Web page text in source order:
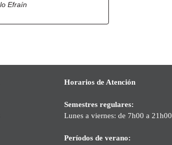
Efraín
Horarios de Atención
Semestres regulares:
Lunes a viernes: de 7h00 a 21h00
Períodos de verano: